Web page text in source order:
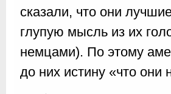
сказали, что они
глупую мысль из их
немцами). По этому
до них истину «что